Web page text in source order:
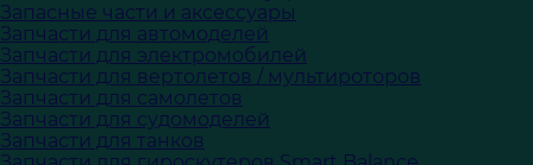
Запасные части и аксессуары
Запчасти для автомоделей
Запчасти для электромобилей
Запчасти для вертолетов / мультироторов
Запчасти для самолетов
Запчасти для судомоделей
Запчасти для танков